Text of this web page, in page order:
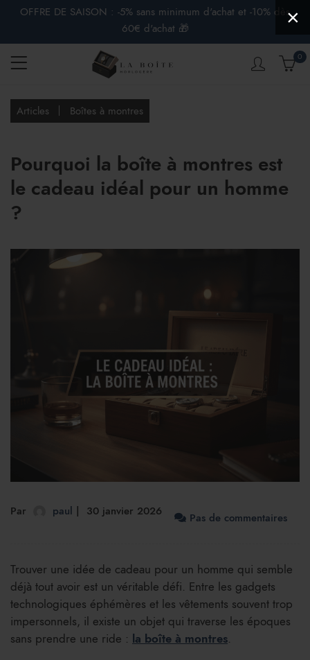
×
OFFRE DE SAISON : -5% sans minimum d'achat et -10% dès
60€ d'achat 🎁
0
Articles Boîtes à montres
Pourquoi la boîte à montres est
le cadeau idéal pour un homme
?
Par paul 30 janvier 2026 Pas de commentaires
Trouver une idée de cadeau pour un homme qui semble
déjà tout avoir est un véritable défi. Entre les gadgets
technologiques éphémères et les vêtements souvent trop
impersonnels, il existe un objet qui traverse les époques
sans prendre une ride : la boîte à montres.